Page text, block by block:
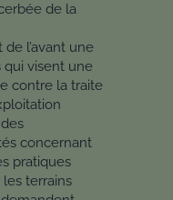
de la
l’avant une
qui visent une
contre la traite
concernant
pratiques
les terrains